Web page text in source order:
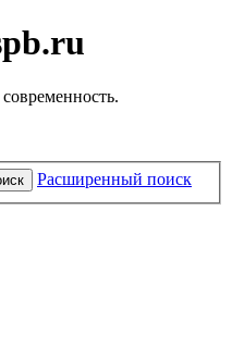
Расширенный поиск